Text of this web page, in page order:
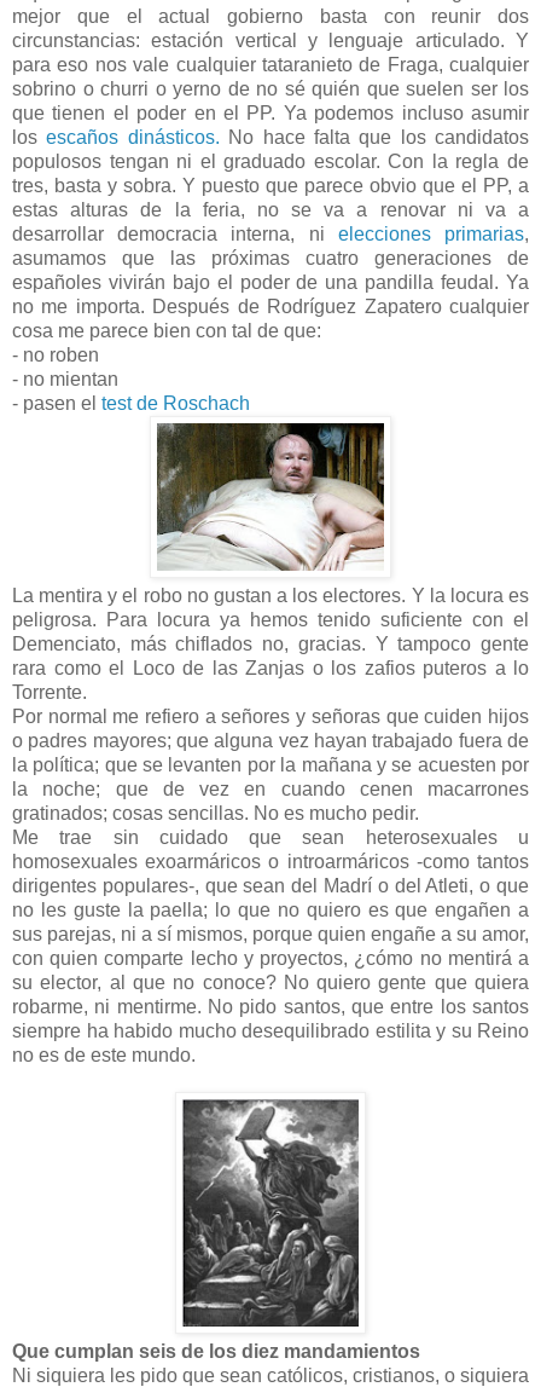
mejor que el actual gobierno basta con reunir dos
circunstancias: estación vertical y lenguaje articulado. Y
para eso nos vale cualquier tataranieto de Fraga, cualquier
sobrino o churri o yerno de no sé quién que suelen ser los
que tienen el poder en el PP. Ya podemos incluso asumir
losescaños dinásticos. No hace falta que los candidatos
populosos tengan ni el graduado escolar. Con la regla de
tres, basta y sobra. Y puesto que parece obvio que el PP, a
estas alturas de la feria, no se va a renovar ni va a
desarrollar democracia interna, ni elecciones primarias,
asumamos que las próximas cuatro generaciones de
españoles vivirán bajo el poder de una pandilla feudal. Ya
no me importa. Después de Rodríguez Zapatero cualquier
cosa me parece bien con tal de que:
- no roben
- no mientan
- pasen el test de Roschach
La mentira y el robo no gustan a los electores. Y la locura es
peligrosa. Para locura ya hemos tenido suficiente con el
Demenciato, más chiflados no, gracias. Y tampoco gente
rara como el Loco de las Zanjas o los zafios puteros a lo
Torrente.
Por normal me refiero a señores y señoras que cuiden hijos
o padres mayores; que alguna vez hayan trabajado fuera de
la política; que se levanten por la mañana y se acuesten por
la noche; que de vez en cuando cenen macarrones
gratinados; cosas sencillas. No es mucho pedir.
Me trae sin cuidado que sean heterosexuales u
homosexuales exoarmáricos o introarmáricos -como tantos
dirigentes populares-, que sean del Madrí o del Atleti, o que
no les guste la paella; lo que no quiero es que engañen a
sus parejas, ni a sí mismos, porque quien engañe a su amor,
con quien comparte lecho y proyectos, ¿cómo no mentirá a
su elector, al que no conoce? No quiero gente que quiera
robarme, ni mentirme. No pido santos, que entre los santos
siempre ha habido mucho desequilibrado estilita y su Reino
no es de este mundo.
Que cumplan seis de los diez mandamientos
Ni siquiera les pido que sean católicos, cristianos, o siquiera